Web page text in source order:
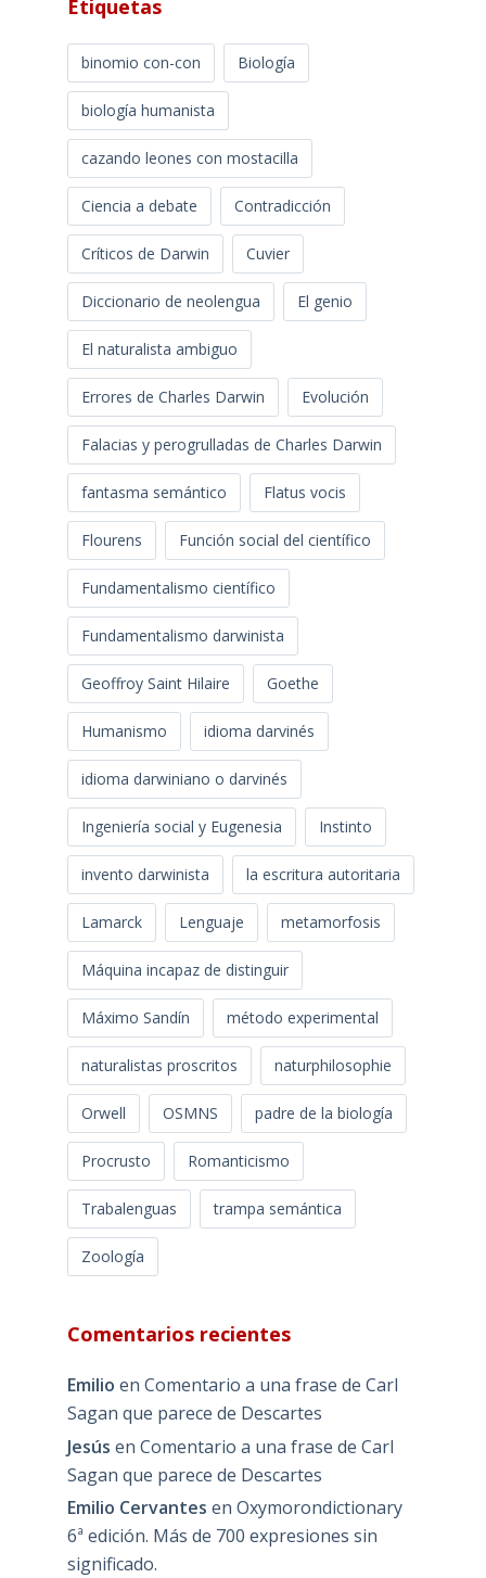
Etiquetas
binomio con-con Biología
biología humanista
cazando leones con mostacilla
Ciencia a debate Contradicción
Críticos de Darwin Cuvier
Diccionario de neolengua El genio
El naturalista ambiguo
Errores de Charles Darwin Evolución
Falacias y perogrulladas de Charles Darwin
fantasma semántico Flatus vocis
Flourens Función social del científico
Fundamentalismo científico
Fundamentalismo darwinista
Geoffroy Saint Hilaire Goethe
Humanismo idioma darvinés
idioma darwiniano o darvinés
Ingeniería social y Eugenesia Instinto
invento darwinista la escritura autoritaria
Lamarck Lenguaje metamorfosis
Máquina incapaz de distinguir
Máximo Sandín método experimental
naturalistas proscritos naturphilosophie
Orwell OSMNS padre de la biología
Procrusto Romanticismo
Trabalenguas trampa semántica
Zoología
Comentarios recientes
Emilio en Comentario a una frase de Carl
Sagan que parece de Descartes
Jesús en Comentario a una frase de Carl
Sagan que parece de Descartes
Emilio Cervantes en Oxymorondictionary
6ª edición. Más de 700 expresiones sin
significado.